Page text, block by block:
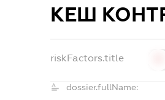
КЕШ
riskFactors.title
dossier.fullName: